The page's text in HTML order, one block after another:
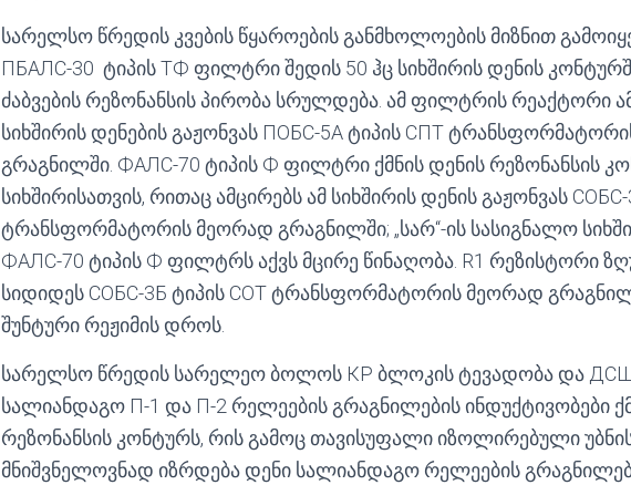
სარელსო წრედის კვების წყაროების განმხოლოების მიზნით
ПБАЛС-30 ტიპის ТФ ფილტრი შედის 50 ჰც სიხშირის დენის
ძაბვების რეზონანსის პირობა სრულდება. ამ ფილტრის რეაქტორი
სიხშირის დენების გაჟონვას ПОБС-5А ტიპის СПТ
გრაგნილში. ФАЛС-70 ტიპის Ф ფილტრი ქმნის დენის რეზონანსის
სიხშირისათვის, რითაც ამცირებს ამ სიხშირის დენის გაჟონვას
ტრანსფორმატორის მეორად გრაგნილში; „სარ“-ის სასიგნალო
ФАЛС-70 ტიპის Ф ფილტრს აქვს მცირე წინაღობა. R1 რეზისტორი
სიდიდეს СОБС-3Б ტიპის СОТ ტრანსფორმატორის მეორად
შუნტური რეჟიმის დროს.
სარელსო წრედის სარელეო ბოლოს КР ბლოკის ტევადობა და
სალიანდაგო П-1 და П-2 რელეების გრაგნილების ინდუქტივობები
რეზონანსის კონტურს, რის გამოც თავისუფალი იზოლირებული უბნის
მნიშვნელოვნად იზრდება დენი სალიანდაგო რელეების